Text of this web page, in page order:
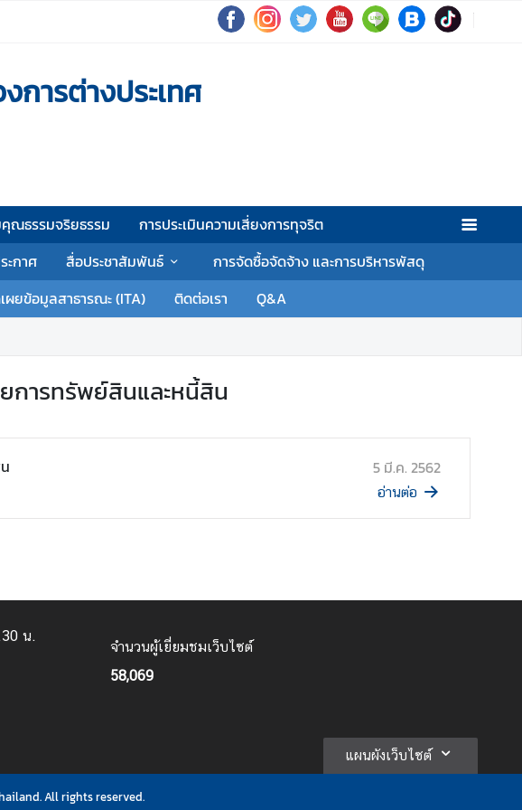
ารต่างประเทศ
ณธรรมจริยธรรม
การประเมินความเสี่ยงการทุจริต
ะกาศ สื่อประชาสัมพันธ์
การจัดซื้อจัดจ้าง และการบริหารพัสดุ
ผยข้อมูลสาธารณะ (ITA) ติดต่อเรา Q&A
การทรัพย์สินและหนี้สิน
5 มี.ค. 2562
อ่านต่อ
น.
จำนวนผู้เยี่ยมชมเว็บไซต์
58,069
แผนผังเว็บไซต์
All rights reserved.